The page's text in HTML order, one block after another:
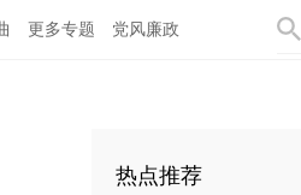
更多专题 党风廉政
热点推荐